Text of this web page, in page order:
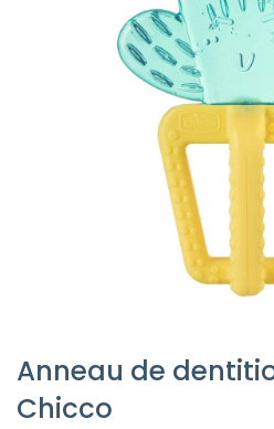
Anneau de
Chicco